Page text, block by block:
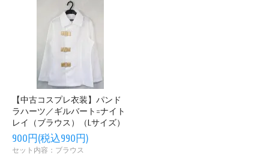
【中古コスプレ衣装】パンド
ラハーツ／ギルバート=ナイト
レイ（ブラウス）（Lサイズ）
900円(税込990円)
セット内容：ブラウス